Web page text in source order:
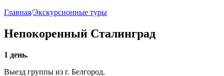
Главная/Экскурсионные туры
Непокоренный Сталинград
1 день.
Выезд группы из г. Белгород.